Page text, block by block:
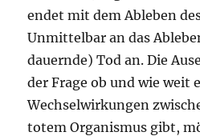
endet mit dem Ableben
Unmittelbar an das
dauernde) Tod an. Die
der Frage ob und wie weit
Wechselwirkungen
totem Organismus gibt,